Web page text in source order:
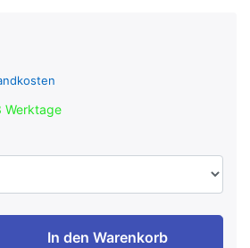
Werktage
In den Warenkorb